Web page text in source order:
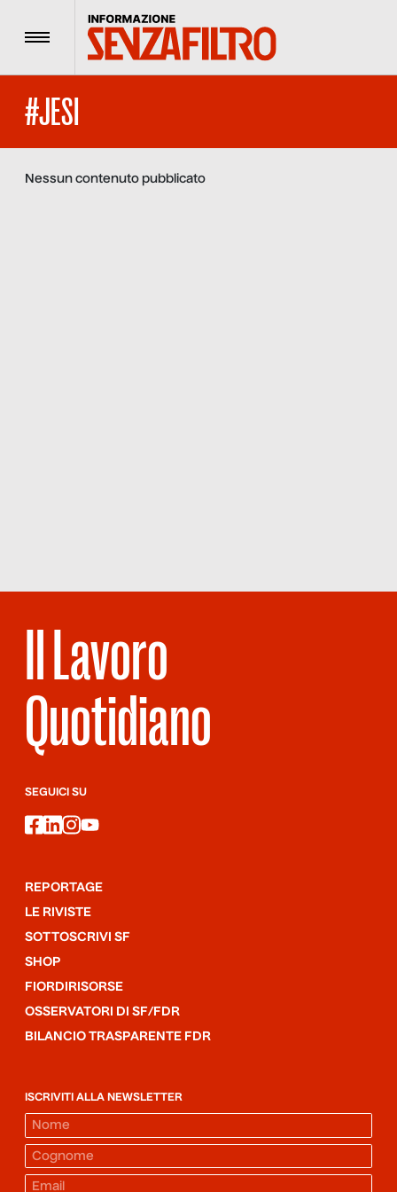
Menu
#JESI
Nessun contenuto pubblicato
Il Lavoro
Quotidiano
SEGUICI SU
facebook
linkedin
instagram
youtube
REPORTAGE
LE RIVISTE
SOTTOSCRIVI SF
SHOP
FIORDIRISORSE
OSSERVATORI DI SF/FDR
BILANCIO TRASPARENTE FDR
ISCRIVITI ALLA NEWSLETTER